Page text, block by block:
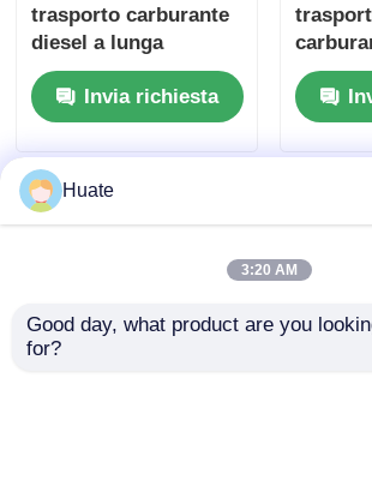
trasporto carburante
diesel a lunga
percorrenza 8x4 4-6L
10-15TInvia richiesta
da 100L
Huate
3:20 AM
Good day, what product are you
for?